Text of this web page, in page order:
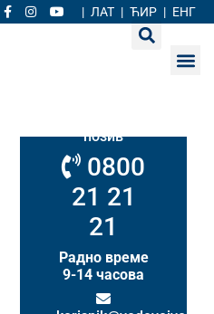
| ЛАТ | ЋИР | ЕНГ
позив
0800
21 21
21
Радно време
9-14 часова